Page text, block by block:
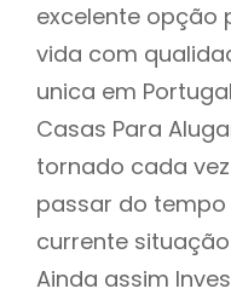
excelente opção
vida com
unica em
Casas Para
tornado cada
passar do
currente
Ainda assim